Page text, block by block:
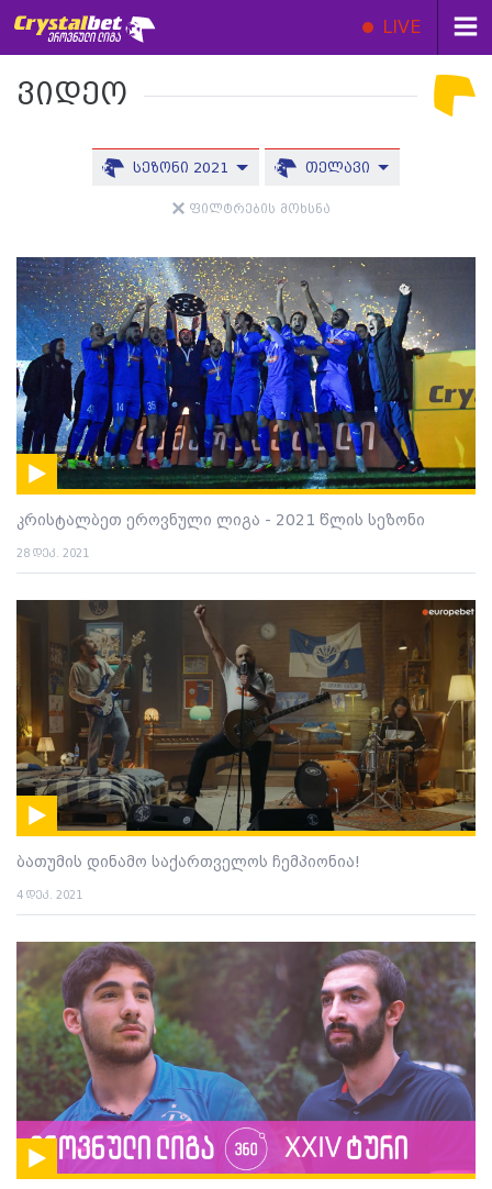
LIVE
ვიდეო
სეზონი 2021 თელავი
ფილტრების მოხსნა
კრისტალბეთ ეროვნული ლიგა - 2021 წლის სეზონი
28 დეკ. 2021
ბათუმის დინამო საქართველოს ჩემპიონია!
4 დეკ. 2021